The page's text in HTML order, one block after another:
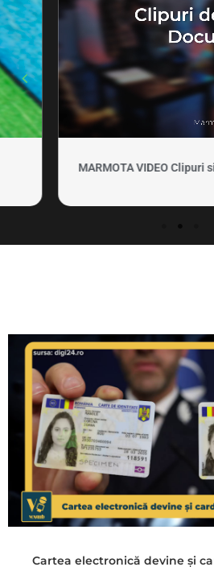
MARMOTA VIDEO Clipuri si
Cartea electronică devine și